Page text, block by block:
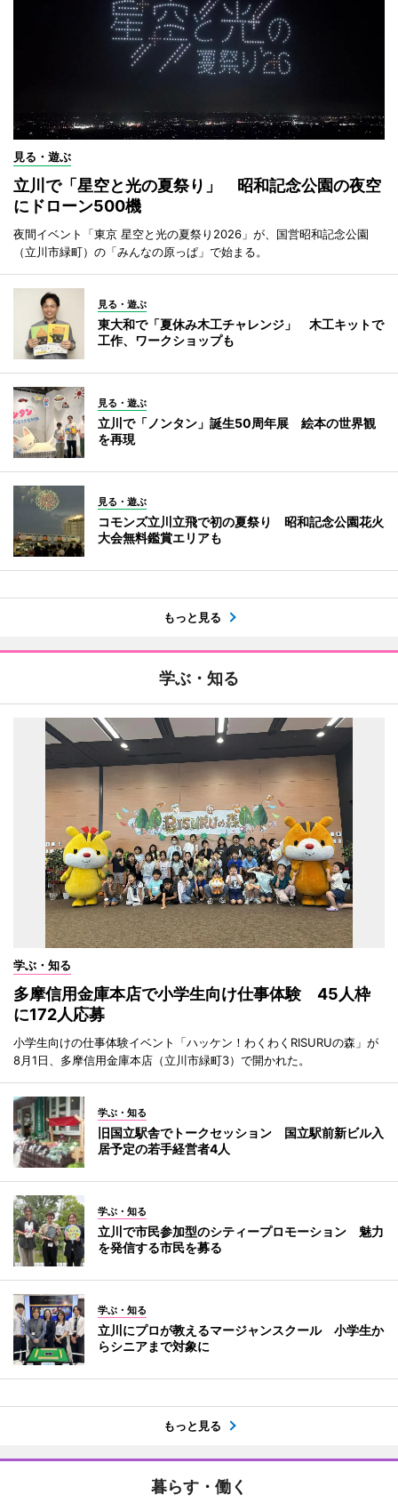
見る・遊ぶ
立川で「星空と光の夏祭り」 昭和記念公園の夜空
にドローン500機
夜間イベント「東京 星空と光の夏祭り2026」が、国営昭和記念公園
（立川市緑町）の「みんなの原っぱ」で始まる。
見る・遊ぶ
東大和で「夏休み木工チャレンジ」 木工キットで
工作、ワークショップも
見る・遊ぶ
立川で「ノンタン」誕生50周年展 絵本の世界観
を再現
見る・遊ぶ
コモンズ立川立飛で初の夏祭り 昭和記念公園花火
大会無料鑑賞エリアも
もっと見る
学ぶ・知る
学ぶ・知る
多摩信用金庫本店で小学生向け仕事体験 45人枠
に172人応募
小学生向けの仕事体験イベント「ハッケン！わくわくRISURUの森」が
8月1日、多摩信用金庫本店（立川市緑町3）で開かれた。
学ぶ・知る
旧国立駅舎でトークセッション 国立駅前新ビル入
居予定の若手経営者4人
学ぶ・知る
立川で市民参加型のシティープロモーション 魅力
を発信する市民を募る
学ぶ・知る
立川にプロが教えるマージャンスクール 小学生か
らシニアまで対象に
もっと見る
暮らす・働く